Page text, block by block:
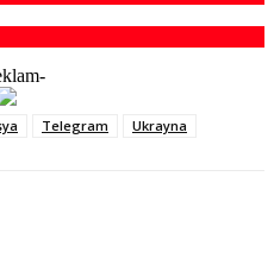
Telegram Ukrayna